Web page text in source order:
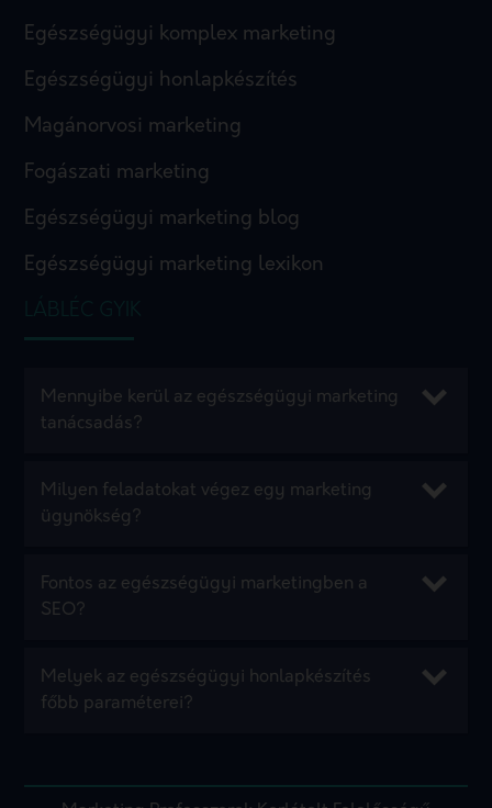
Egészségügyi komplex marketing
Egészségügyi honlapkészítés
Magánorvosi marketing
Fogászati marketing
Egészségügyi marketing blog
Egészségügyi marketing lexikon
LÁBLÉC GYIK
Mennyibe kerül az egészségügyi marketing
tanácsadás?
Milyen feladatokat végez egy marketing
ügynökség?
Fontos az egészségügyi marketingben a
SEO?
Melyek az egészségügyi honlapkészítés
főbb paraméterei?